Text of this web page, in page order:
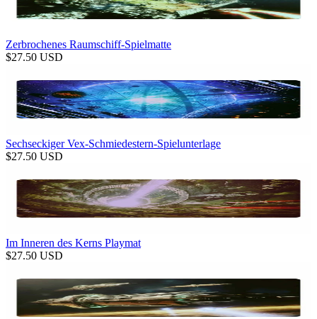
Zerbrochenes Raumschiff-Spielmatte
$27.50 USD
Sechseckiger Vex-Schmiedestern-Spielunterlage
$27.50 USD
Im Inneren des Kerns Playmat
$27.50 USD